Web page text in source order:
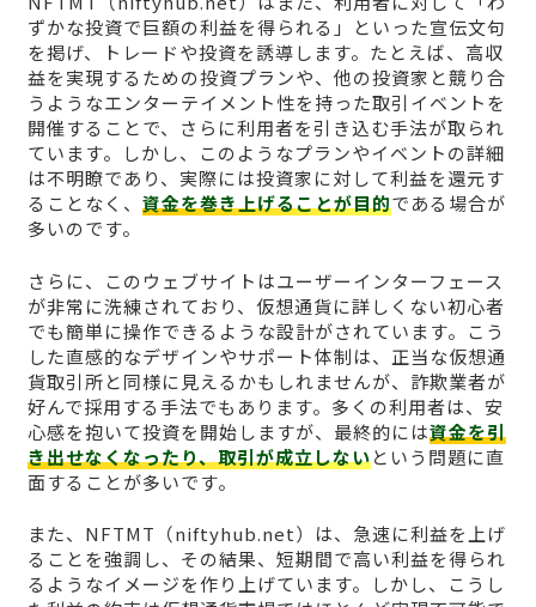
ずかな投資で巨額の利益を得られる」といった宣伝文句
を掲げ、トレードや投資を誘導します。たとえば、高収
益を実現するための投資プランや、他の投資家と競り合
うようなエンターテイメント性を持った取引イベントを
開催することで、さらに利用者を引き込む手法が取られ
ています。しかし、このようなプランやイベントの詳細
は不明瞭であり、実際には投資家に対して利益を還元す
ることなく、 資金を巻き上げることが目的である場合が
多いのです。
さらに、このウェブサイトはユーザーインターフェース
が非常に洗練されており、仮想通貨に詳しくない初心者
でも簡単に操作できるような設計がされています。こう
した直感的なデザインやサポート体制は、正当な仮想通
貨取引所と同様に見えるかもしれませんが、詐欺業者が
好んで採用する手法でもあります。多くの利用者は、安
心感を抱いて投資を開始しますが、最終的には資金を引
き出せなくなったり、取引が成立しないという問題に直
面することが多いです。
また、NFTMT（niftyhub.net）は、急速に利益を上げ
ることを強調し、その結果、短期間で高い利益を得られ
るようなイメージを作り上げています。しかし、こうし